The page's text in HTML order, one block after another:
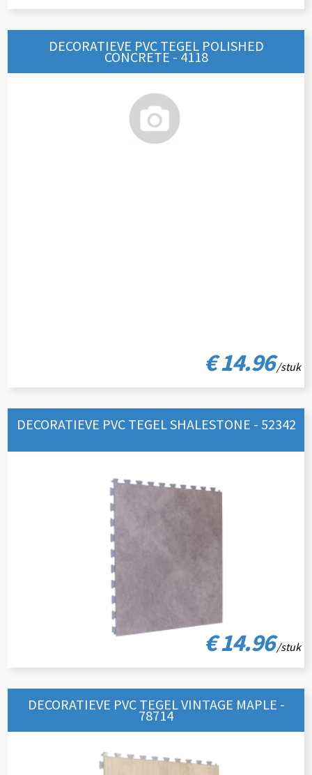
DECORATIEVE PVC TEGEL POLISHED
CONCRETE - 4118
€ 14.96/stuk
DECORATIEVE PVC TEGEL SHALESTONE - 52342
€ 14.96/stuk
DECORATIEVE PVC TEGEL VINTAGE MAPLE -
78714